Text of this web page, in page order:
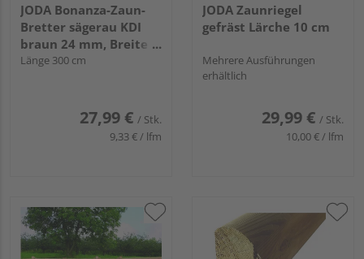
JODA Bonanza-Zaun-
Bretter sägerau KDI
braun 24 mm, Breite
ca. 18-23 cm
Länge 300 cm
27,99 € / Stk.
9,33 € / lfm
JODA Zaunriegel
gefräst Lärche 10 cm
Mehrere Ausführungen
erhältlich
29,99 € / Stk.
10,00 € / lfm